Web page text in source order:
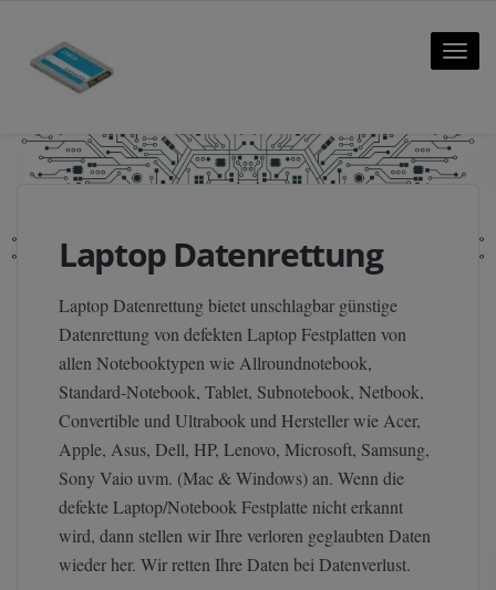
Toggle
Laptop Datenrettung
Laptop Datenrettung bietet unschlagbar günstige
Datenrettung von defekten Laptop Festplatten von
allen Notebooktypen wie Allroundnotebook,
Standard-Notebook, Tablet, Subnotebook, Netbook,
Convertible und Ultrabook und Hersteller wie Acer,
Apple, Asus, Dell, HP, Lenovo, Microsoft, Samsung,
Sony Vaio uvm. (Mac & Windows) an. Wenn die
defekte Laptop/Notebook Festplatte nicht erkannt
wird, dann stellen wir Ihre verloren geglaubten Daten
wieder her. Wir retten Ihre Daten bei Datenverlust.